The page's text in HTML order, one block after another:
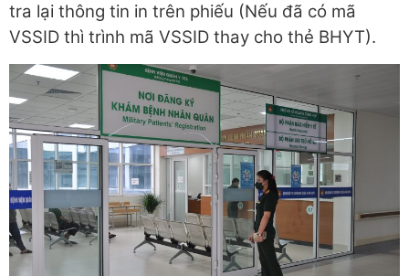
tra lại thông tin in trên phiếu (Nếu đã có mã
VSSID thì trình mã VSSID thay cho thẻ BHYT).